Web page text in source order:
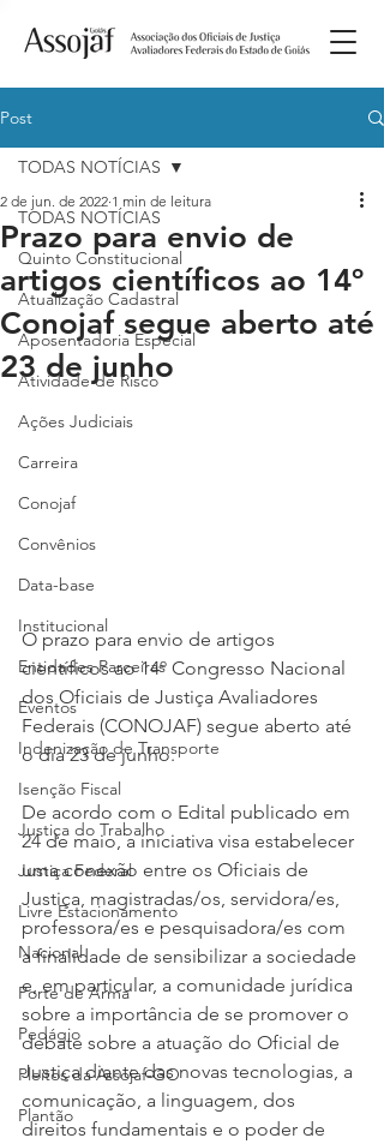
Post
TODAS NOTÍCIAS
Quinto Constitucional
Atualização Cadastral
Aposentadoria Especial
Atividade de Risco
Ações Judiciais
Carreira
Conojaf
Convênios
Data-base
Institucional
Entidades Parceiras
Eventos
Indenização de Transporte
Isenção Fiscal
Justiça do Trabalho
Justiça Federal
Livre Estacionamento
Nacional
Porte de Arma
Pedágio
Pleitos da Assojaf-GO
Plantão
TODAS NOTÍCIAS
Prazo para envio de
artigos científicos ao 14º
Conojaf segue aberto até
23 de junho
2 de jun. de 2022 1 min de leitura
O prazo para envio de artigos
científicos ao 14º Congresso Nacional
dos Oficiais de Justiça Avaliadores
Federais (CONOJAF) segue aberto até
o dia 23 de junho.
De acordo com o Edital publicado em
24 de maio, a iniciativa visa estabelecer
uma conexão entre os Oficiais de
Justiça, magistradas/os, servidora/es,
professora/es e pesquisadora/es com
a finalidade de sensibilizar a sociedade
e, em particular, a comunidade jurídica
sobre a importância de se promover o
debate sobre a atuação do Oficial de
Justiça diante das novas tecnologias, a
comunicação, a linguagem, dos
direitos fundamentais e o poder de